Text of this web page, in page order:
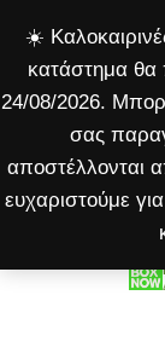
☀️
κατάστημα θα
24/08/2026.
σας
αποστέλλονται
ευχαριστούμε
στο
περιεχόμενο
Parrot
(22
σπόροι)
ποσότητα